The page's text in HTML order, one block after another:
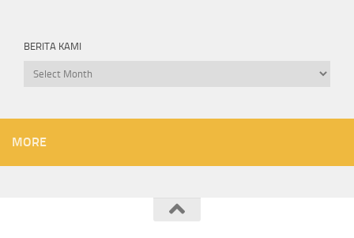
BERITA KAMI
Berita
MORE